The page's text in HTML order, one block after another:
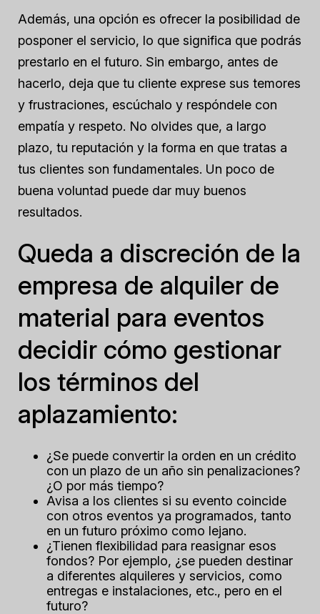
Además, una opción es ofrecer la posibilidad de
posponer el servicio, lo que significa que podrás
prestarlo en el futuro. Sin embargo, antes de
hacerlo, deja que tu cliente exprese sus temores
y frustraciones, escúchalo y respóndele con
empatía y respeto. No olvides que, a largo
plazo, tu reputación y la forma en que tratas a
tus clientes son fundamentales. Un poco de
buena voluntad puede dar muy buenos
resultados.
Queda a discreción de la
empresa de alquiler de
material para eventos
decidir cómo gestionar
los términos del
aplazamiento:
¿Se puede convertir la orden en un crédito
con un plazo de un año sin penalizaciones?
¿O por más tiempo?
Avisa a los clientes si su evento coincide
con otros eventos ya programados, tanto
en un futuro próximo como lejano.
¿Tienen flexibilidad para reasignar esos
fondos? Por ejemplo, ¿se pueden destinar
a diferentes alquileres y servicios, como
entregas e instalaciones, etc., pero en el
futuro?